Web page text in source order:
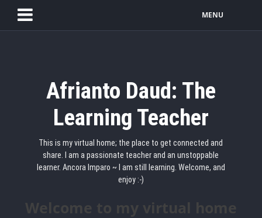
MENU
Afrianto Daud: The
Learning Teacher
This is my virtual home; the place to get connected and
share. I am a passionate teacher and an unstoppable
learner. Ancora Imparo ~ I am still learning. Welcome, and
enjoy :-)
Welcome to my virtual home